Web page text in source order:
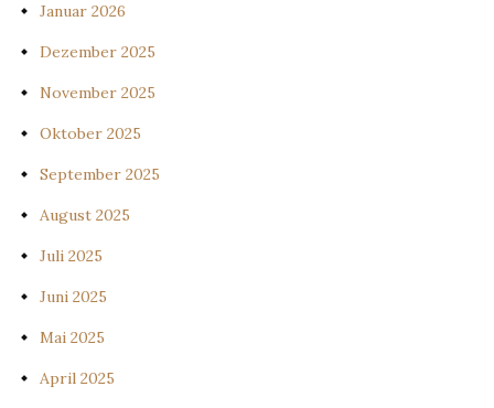
Januar 2026
Dezember 2025
November 2025
Oktober 2025
September 2025
August 2025
Juli 2025
Juni 2025
Mai 2025
April 2025